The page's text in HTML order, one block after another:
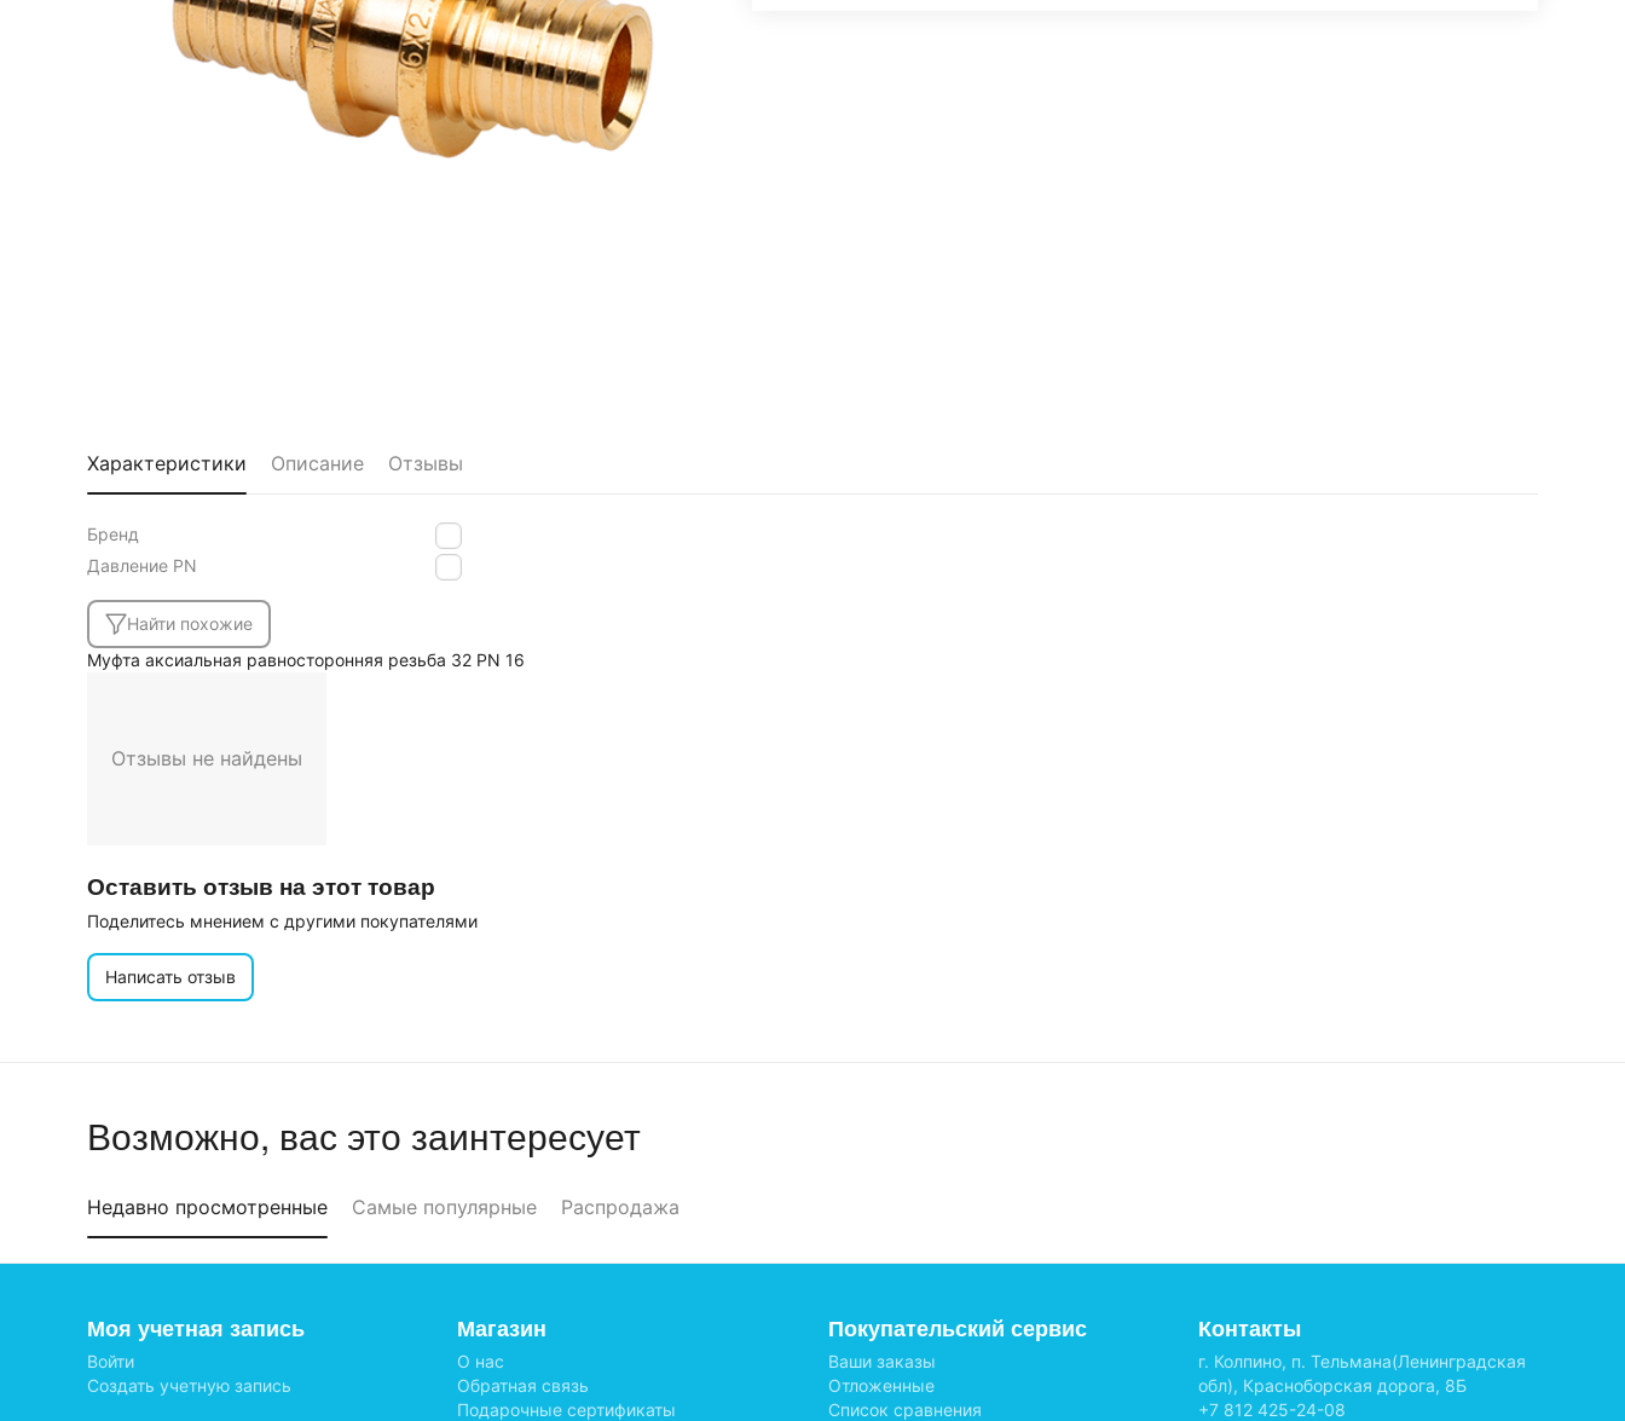
Характеристики Описание Отзывы
Бренд
MVI
Давление PN
16
Найти похожие
Муфта аксиальная равносторонняя резьба 32 PN 16
Отзывы не найдены
Оставить отзыв на этот товар
Поделитесь мнением с другими покупателями
Написать отзыв
Возможно, вас это заинтересует
Недавно просмотренные Самые популярные Распродажа
Моя учетная запись
Войти
Создать учетную запись
Магазин
О нас
Обратная связь
Подарочные сертификаты
Покупательский сервис
Ваши заказы
Отложенные
Список сравнения
Контакты
г. Колпино, п. Тельмана(Ленинградская
обл), Красноборская дорога, 8Б
+7 812 425-24-08